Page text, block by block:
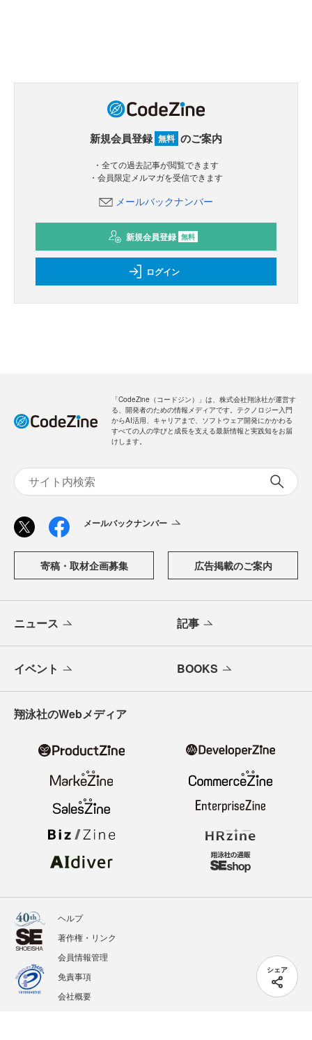
シェア
新規会員登録 無料 のご案内
・全ての過去記事が閲覧できます
・会員限定メルマガを受信できます
メールバックナンバー
新規会員登録 無料
ログイン
「CodeZine（コードジン）」は、株式会社翔泳社が運営す
る、開発者のための情報メディアです。テクノロジー入門
からAI活用、キャリアまで、ソフトウェア開発にかかわる
すべての人の学びと成長を支える最新情報と実践知をお届
けします。
メールバックナンバー
寄稿・取材企画募集 広告掲載のご案内
ニュース 記事
イベント BOOKS
翔泳社のWebメディア
ヘルプ
著作権・リンク
会員情報管理
免責事項
会社概要